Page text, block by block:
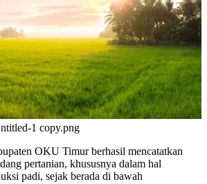
1 copy.png
OKU Timur berhasil mencatatkan
pertanian, khususnya dalam hal
padi, sejak berada di bawah